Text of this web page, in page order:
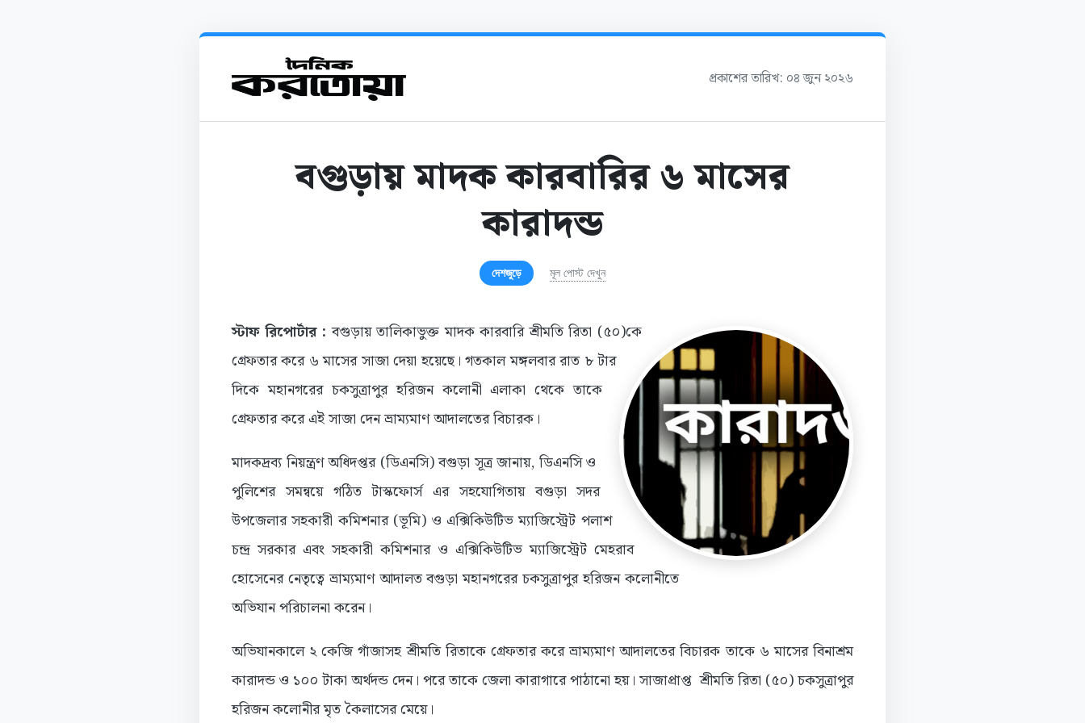
প্রকাশের তারিখ: ০৪ জুন ২০২৬
বগুড়ায় মাদক কারবারির ৬ মাসের
কারাদন্ড
দেশজুড়ে মূল পোস্ট দেখুন
স্টাফ রিপোর্টার : বগুড়ায় তালিকাভুক্ত মাদক কারবারি শ্রীমতি রিতা (৫০)কে
গ্রেফতার করে ৬ মাসের সাজা দেয়া হয়েছে। গতকাল মঙ্গলবার রাত ৮ টার
দিকে মহানগরের চকসুত্রাপুর হরিজন কলোনী এলাকা থেকে তাকে
গ্রেফতার করে এই সাজা দেন ভ্রাম্যমাণ আদালতের বিচারক।
মাদকদ্রব্য নিয়ন্ত্রণ অধিদপ্তর (ডিএনসি) বগুড়া সূত্র জানায়, ডিএনসি ও
পুলিশের সমন্বয়ে গঠিত টাস্কফোর্স এর সহযোগিতায় বগুড়া সদর
উপজেলার সহকারী কমিশনার (ভূমি) ও এক্সিকিউটিভ ম্যাজিস্ট্রেট পলাশ
চন্দ্র সরকার এবং সহকারী কমিশনার ও এক্সিকিউটিভ ম্যাজিস্ট্রেট মেহরাব
হোসেনের নেতৃত্বে ভ্রাম্যমাণ আদালত বগুড়া মহানগরের চকসুত্রাপুর হরিজন কলোনীতে
অভিযান পরিচালনা করেন।
অভিযানকালে ২ কেজি গাঁজাসহ শ্রীমতি রিতাকে গ্রেফতার করে ভ্রাম্যমাণ আদালতের বিচারক তাকে ৬ মাসের বিনাশ্রম
কারাদন্ড ও ১০০ টাকা অর্থদন্ড দেন। পরে তাকে জেলা কারাগারে পাঠানো হয়। সাজাপ্রাপ্ত শ্রীমতি রিতা (৫০) চকসুত্রাপুর
হরিজন কলোনীর মৃত কৈলাসের মেয়ে।